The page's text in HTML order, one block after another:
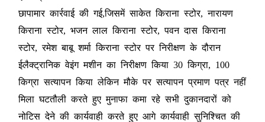
छापामार कार्रवाई की गई,जिसमें साकेत किराना स्टोर, नारायण
किराना स्टोर, भजन लाल किराना स्टोर, पवन दास किराना
स्टोर, रमेश बाबू शर्मा किराना स्टोर पर निरीक्षण के दौरान
ईलैक्ट्रानिक वेइंग मशीन का निरीक्षण किया 30 किग्रा, 100
किग्रा सत्यापन किया लेकिन मौके पर सत्यापन प्रमाण पत्र नहीं
मिला घटतौली करते हुए मुनाफा कमा रहे सभी दुकानदारों को
नोटिस देने की कार्यवाही करते हुए आगे कार्यवाही सुनिश्चित की